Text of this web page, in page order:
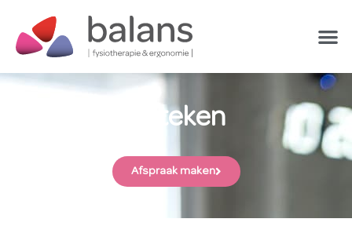
Litteken
Afspraak maken